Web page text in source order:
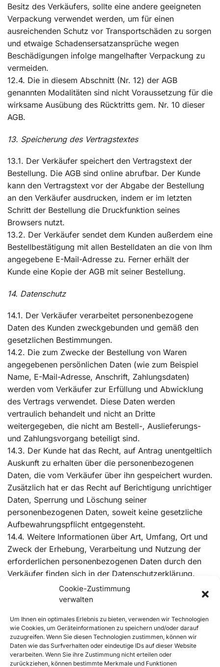
Cookie-Zustimmung
verwalten
Um Ihnen ein optimales Erlebnis zu bieten, verwenden wir Technologien
wie Cookies, um Geräteinformationen zu speichern und/oder darauf
zuzugreifen. Wenn Sie diesen Technologien zustimmen, können wir
Daten wie das Surfverhalten oder eindeutige IDs auf dieser Website
verarbeiten. Wenn Sie ihre Zustimmung nicht erteilen oder
zurückziehen, können bestimmte Merkmale und Funktionen
Besitz des Verkäufers, sollte eine andere geeigneten
Verpackung verwendet werden, um für einen
ausreichenden Schutz vor Transportschäden zu sorgen
und etwaige Schadensersatzansprüche wegen
Beschädigungen infolge mangelhafter Verpackung zu
vermeiden.
12.4. Die in diesem Abschnitt (Nr. 12) der AGB
genannten Modalitäten sind nicht Voraussetzung für die
wirksame Ausübung des Rücktritts gem. Nr. 10 dieser
AGB.
13. Speicherung des Vertragstextes
13.1. Der Verkäufer speichert den Vertragstext der
Bestellung. Die AGB sind online abrufbar. Der Kunde
kann den Vertragstext vor der Abgabe der Bestellung
an den Verkäufer ausdrucken, indem er im letzten
Schritt der Bestellung die Druckfunktion seines
Browsers nutzt.
13.2. Der Verkäufer sendet dem Kunden außerdem eine
Bestellbestätigung mit allen Bestelldaten an die von Ihm
angegebene E-Mail-Adresse zu. Ferner erhält der
Kunde eine Kopie der AGB mit seiner Bestellung.
14. Datenschutz
14.1. Der Verkäufer verarbeitet personenbezogene
Daten des Kunden zweckgebunden und gemäß den
gesetzlichen Bestimmungen.
14.2. Die zum Zwecke der Bestellung von Waren
angegebenen persönlichen Daten (wie zum Beispiel
Name, E-Mail-Adresse, Anschrift, Zahlungsdaten)
werden vom Verkäufer zur Erfüllung und Abwicklung
des Vertrags verwendet. Diese Daten werden
vertraulich behandelt und nicht an Dritte
weitergegeben, die nicht am Bestell-, Auslieferungs-
und Zahlungsvorgang beteiligt sind.
14.3. Der Kunde hat das Recht, auf Antrag unentgeltlich
Auskunft zu erhalten über die personenbezogenen
Daten, die vom Verkäufer über ihn gespeichert wurden.
Zusätzlich hat er das Recht auf Berichtigung unrichtiger
Daten, Sperrung und Löschung seiner
personenbezogenen Daten, soweit keine gesetzliche
Aufbewahrungspflicht entgegensteht.
14.4. Weitere Informationen über Art, Umfang, Ort und
Zweck der Erhebung, Verarbeitung und Nutzung der
erforderlichen personenbezogenen Daten durch den
Verkäufer finden sich in der Datenschutzerklärung.
15. Gerichtsstand, Anwendbares Recht,
15.1. Gerichtstand und Erfüllungsort ist der Sitz des
Verkäufers, wenn der Besteller Kaufmann, juristische
Person des öffentlichen Rechts oder öffentlich-